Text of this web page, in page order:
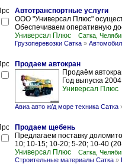
Автотранспортные услуги
ООО "Универсал Плюс"
Обеспечиваем оперативную
Универсал Плюс
Сатка,
Грузоперевозки Сатка »
Продаем автокран
Продаём
Год выпуска
Универсал Плюс
Авиа авто ж/д море техника Сатка
Продаем щебень
Предлагаем поставку
10; 10-15; 10-20; 5-20; 10-40
Универсал Плюс
Сатка,
Строительные материалы Сатка »